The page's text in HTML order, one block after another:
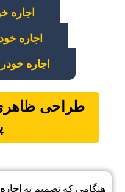
اجاره
اجاره
اجاره
طراحی
هنگامی که تصمیم به